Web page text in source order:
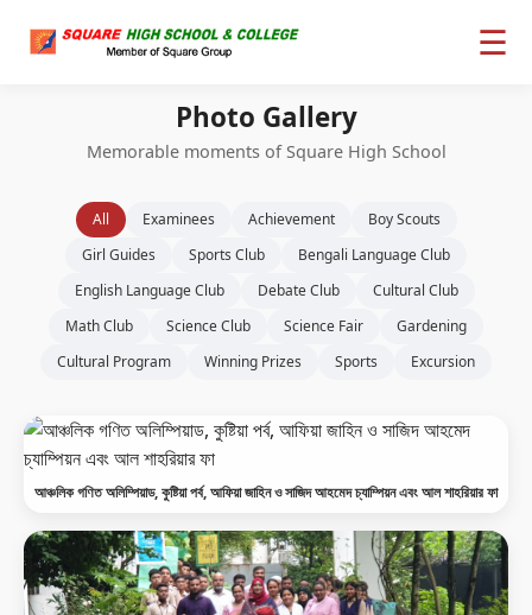
☰
Photo Gallery
Memorable moments of Square High School
All Examinees Achievement
Boy Scouts
Girl Guides
Sports Club
Bengali Language Club
English Language Club
Debate Club
Cultural Club
Math Club
Science Club Science Fair
Gardening
Cultural Program
Winning Prizes Sports Excursion
আঞ্চলিক গণিত অলিম্পিয়াড, কুষ্টিয়া পর্ব, আফিয়া জাহিন ও সাজিদ আহমেদ চ্যাম্পিয়ন এবং আল শাহরিয়ার ফা